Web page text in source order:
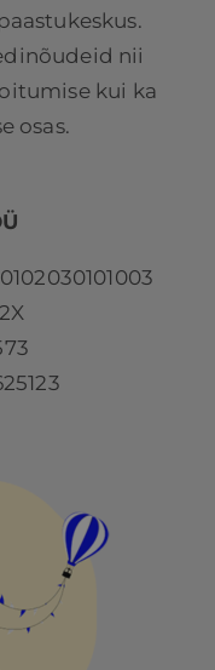
nii
kui ka
osas.